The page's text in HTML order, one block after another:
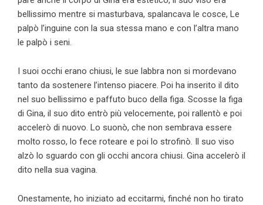
bellissimo mentre si masturbava, spalancava le cosce, Le
palpò l’inguine con la sua stessa mano e con l’altra mano
le palpò i seni.
I suoi occhi erano chiusi, le sue labbra non si mordevano
tanto da sostenere l’intenso piacere. Poi ha inserito il dito
nel suo bellissimo e paffuto buco della figa. Scosse la figa
di Gina, il suo dito entrò più velocemente, poi rallentò e poi
accelerò di nuovo. Lo suonò, che non sembrava essere
molto rosso, lo fece roteare e poi lo strofinò. Il suo viso
alzò lo sguardo con gli occhi ancora chiusi. Gina accelerò il
dito nella sua vagina.
Onestamente, ho iniziato ad eccitarmi, finché non ho tirato